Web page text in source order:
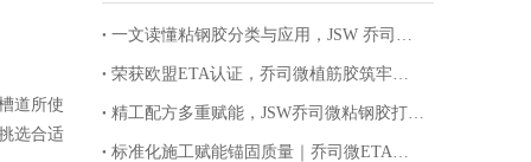
道所使
选合适
一文读懂粘钢胶分类与应用，JSW 乔司微提供全套加固落地服务
荣获欧盟ETA认证，乔司微植筋胶筑牢建筑加固安全防线
精工配方多重赋能，JSW乔司微粘钢胶打造加固工程高品质选材
标准化施工赋能锚固质量｜乔司微ETA认证环氧植筋胶规范施工指南